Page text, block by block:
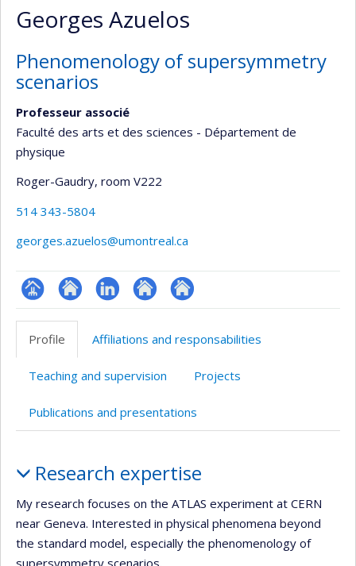
Georges Azuelos
Phenomenology of supersymmetry
scenarios
Professeur associé
Faculté des arts et des sciences - Département de
physique
Roger-Gaudry, room V222
514 343-5804
georges.azuelos@umontreal.ca
Page
professionnelle
Site
l’unité
recherche
LinkedInAutre Autre
web
Profile Affiliations and responsabilities
Teaching and supervision Projects
Publications and presentations
Research expertise
My research focuses on the ATLAS experiment at CERN
near Geneva. Interested in physical phenomena beyond
the standard model, especially the phenomenology of
supersymmetry scenarios.